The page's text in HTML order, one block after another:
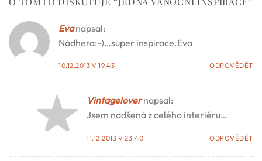
Eva napsal:
Nádhera:-)…super inspirace.Eva
10.12.2013 V 19.43 ODPOVĚDĚT
Vintagelover napsal:
Jsem nadšená z celého interiéru…
11.12.2013 V 23.40 ODPOVĚDĚT